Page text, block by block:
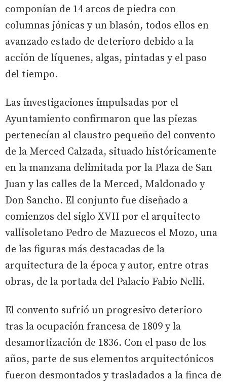
componían de 14 arcos de piedra con
columnas jónicas y un blasón, todos ellos en
avanzado estado de deterioro debido a la
acción de líquenes, algas, pintadas y el paso
del tiempo.
Las investigaciones impulsadas por el
Ayuntamiento confirmaron que las piezas
pertenecían al claustro pequeño del convento
de la Merced Calzada, situado históricamente
en la manzana delimitada por la Plaza de San
Juan y las calles de la Merced, Maldonado y
Don Sancho. El conjunto fue diseñado a
comienzos del siglo XVII por el arquitecto
vallisoletano Pedro de Mazuecos el Mozo, una
de las figuras más destacadas de la
arquitectura de la época y autor, entre otras
obras, de la portada del Palacio Fabio Nelli.
El convento sufrió un progresivo deterioro
tras la ocupación francesa de 1809 y la
desamortización de 1836. Con el paso de los
años, parte de sus elementos arquitectónicos
fueron desmontados y trasladados a la finca de